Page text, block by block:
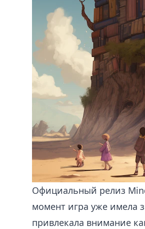
Официальный релиз
момент игра уже имела
привлекала внимание